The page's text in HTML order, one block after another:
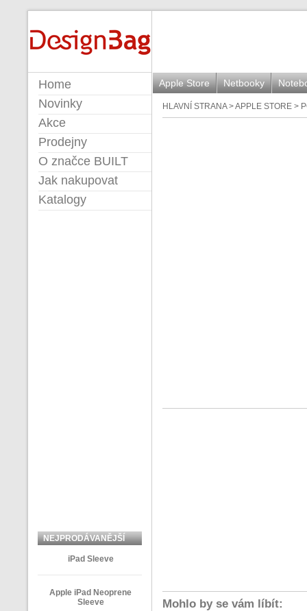
Apple Store Netbooky
HLAVNÍ STRANA>APPLE STORE >
Mohlo by se vám líbít:
Home
Novinky
Akce
Prodejny
O značce BUILT
Jak nakupovat
Katalogy
NEJPRODÁVANĚJŠÍ
iPad Sleeve
Apple iPad Neoprene
Sleeve
BUILT